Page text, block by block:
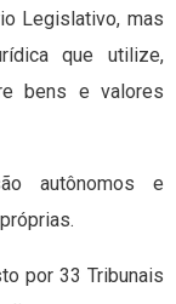
Legislativo, mas
que utilize,
bens e valores
autônomos e
por 33 Tribunais